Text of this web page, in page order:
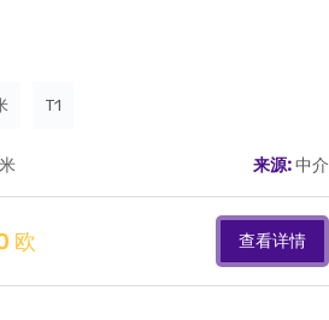
T1
来源:中介
欧 查看详情